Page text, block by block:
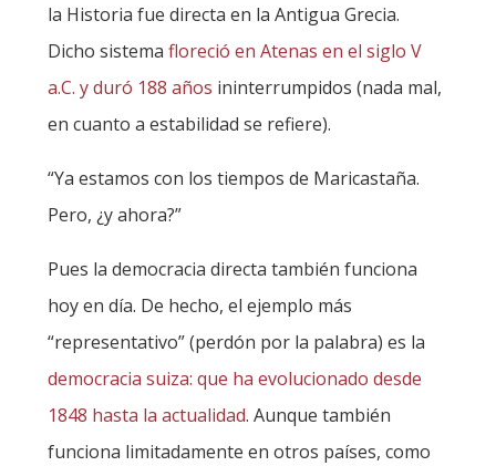
la Historia fue directa en la Antigua Grecia.
Dicho sistema floreció en Atenas en el siglo V
a.C. y duró 188 años ininterrumpidos (nada mal,
en cuanto a estabilidad se refiere).
“Ya estamos con los tiempos de Maricastaña.
Pero, ¿y ahora?”
Pues la democracia directa también funciona
hoy en día. De hecho, el ejemplo más
“representativo” (perdón por la palabra) es la
democracia suiza: que ha evolucionado desde
1848 hasta la actualidad. Aunque también
funciona limitadamente en otros países, como